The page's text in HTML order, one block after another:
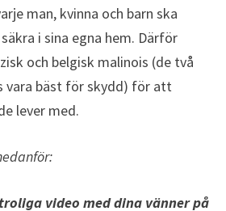
man, kvinna och barn ska
i sina egna hem. Därför
och belgisk malinois (de två
vara bäst för skydd) för att
lever med.
video med dina vänner på